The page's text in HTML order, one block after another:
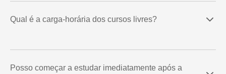
Qual é a carga-horária dos cursos livres?
Posso começar a estudar imediatamente após a